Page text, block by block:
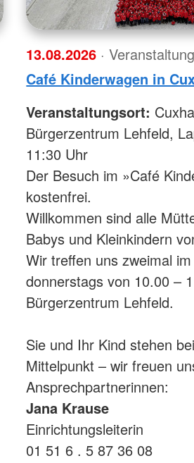
13.08.2026 ·
Café Kinderwagen in
Veranstaltungsort:
Bürgerzentrum Lehfeld,
11:30 Uhr
Der Besuch im »Café
kostenfrei.
Willkommen sind alle
Babys und Kleinkindern
Wir treffen uns zweimal
donnerstags von 10.00 –
Bürgerzentrum Lehfeld.
Sie und Ihr Kind stehen
Mittelpunkt – wir freuen
Ansprechpartnerinnen:
Jana Krause
Einrichtungsleiterin
01 51 6 . 5 87 36 08